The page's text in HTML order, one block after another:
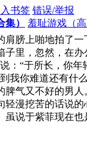
书签 错误/举报
） 羞耻游戏（
膀上啪地拍了
里，忽然，在
：“于所长，你
我你难道还有什
脾气又不好的男人
漫挖苦的话说
说于紫菲现在